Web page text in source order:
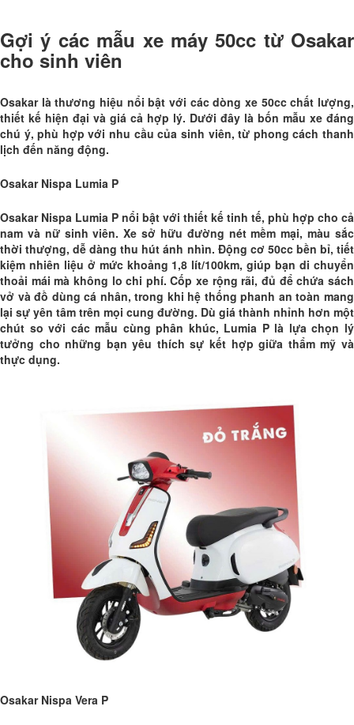
Gợi ý các mẫu xe máy 50cc từ Osakar
cho sinh viên
Osakar là thương hiệu nổi bật với các dòng xe 50cc chất lượng,
thiết kế hiện đại và giá cả hợp lý. Dưới đây là bốn mẫu xe đáng
chú ý, phù hợp với nhu cầu của sinh viên, từ phong cách thanh
lịch đến năng động.
Osakar Nispa Lumia P
Osakar Nispa Lumia P nổi bật với thiết kế tinh tế, phù hợp cho cả
nam và nữ sinh viên. Xe sở hữu đường nét mềm mại, màu sắc
thời thượng, dễ dàng thu hút ánh nhìn. Động cơ 50cc bền bỉ, tiết
kiệm nhiên liệu ở mức khoảng 1,8 lít/100km, giúp bạn di chuyển
thoải mái mà không lo chi phí. Cốp xe rộng rãi, đủ để chứa sách
vở và đồ dùng cá nhân, trong khi hệ thống phanh an toàn mang
lại sự yên tâm trên mọi cung đường. Dù giá thành nhỉnh hơn một
chút so với các mẫu cùng phân khúc, Lumia P là lựa chọn lý
tưởng cho những bạn yêu thích sự kết hợp giữa thẩm mỹ và
thực dụng.
Osakar Nispa Vera P